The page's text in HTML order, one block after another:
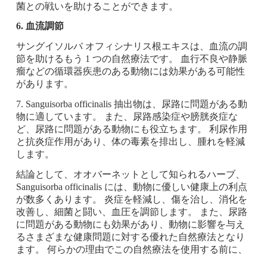
菌との戦いを助けることができます。
6. 血流調節
サングイソルバ オフィシナリス根エキスは、血流の調
節を助けるもう 1 つの自然療法です。 血行不良や静脈
瘤などの循環器疾患のある動物には効果がある可能性
があります。
7. Sanguisorba officinalis 抽出物は、尿路に問題がある動
物に適しています。 また、尿路感染症や膀胱炎症な
ど、尿路に問題がある動物にも役立ちます。 利尿作用
と抗炎症作用があり、体の毒素を排出し、腫れを軽減
します。
結論として、オオバーネットとして知られるハーブ、
Sanguisorba officinalis には、動物に優しい健康上の利点
が数多くあります。 炎症を軽減し、傷を治し、消化を
改善し、細菌と闘い、血圧を調節します。 また、尿路
に問題がある動物にも効果があり、動物に影響を与え
るさまざまな健康問題に対する優れた自然療法となり
ます。 何らかの理由でこの自然療法を使用する前に、